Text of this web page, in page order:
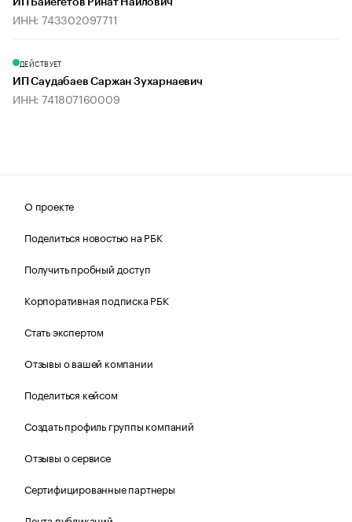
ИП Байегетов Ринат Наилович
ИНН: 743302097711
ДЕЙСТВУЕТ
ИП Саудабаев Саржан Зухарнаевич
ИНН: 741807160009
О проекте
Поделиться новостью на РБК
Получить пробный доступ
Корпоративная подписка РБК
Стать экспертом
Отзывы о вашей компании
Поделиться кейсом
Создать профиль группы компаний
Отзывы о сервисе
Сертифицированные партнеры